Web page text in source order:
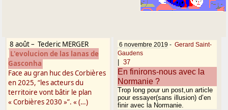
8 août– Tederic MERGER
L'evolucion de las lanas de
Gasconha
Face au gran huc des Corbières
en 2025, “les acteurs du
territoire vont bâtir le plan
« Corbières 2030 »”. « (…)
6 novembre 2019 - Gerard Saint-
Gaudens
37
En finirons-nous avec la
Normanie ?
Trop long pour un post,un article
pour essayer(sans illusion) d’en
finir avec la Normanie.